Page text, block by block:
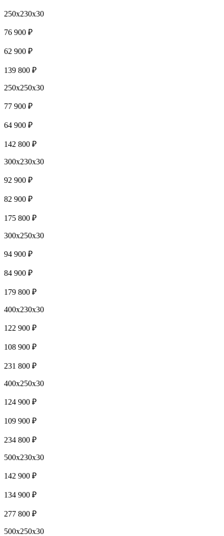
250x230x30
76 900 ₽
62 900 ₽
139 800 ₽
250x250x30
77 900 ₽
64 900 ₽
142 800 ₽
300x230x30
92 900 ₽
82 900 ₽
175 800 ₽
300x250x30
94 900 ₽
84 900 ₽
179 800 ₽
400x230x30
122 900 ₽
108 900 ₽
231 800 ₽
400x250x30
124 900 ₽
109 900 ₽
234 800 ₽
500x230x30
142 900 ₽
134 900 ₽
277 800 ₽
500x250x30